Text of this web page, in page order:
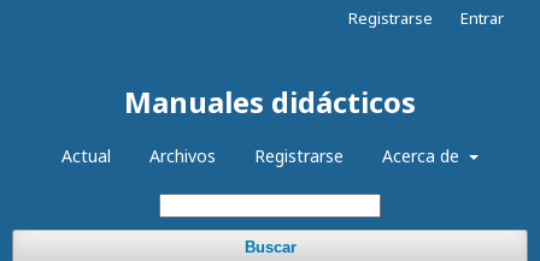
Manuales didácticos
Actual Archivos Registrarse Acerca de
Buscar
Registrarse Entrar